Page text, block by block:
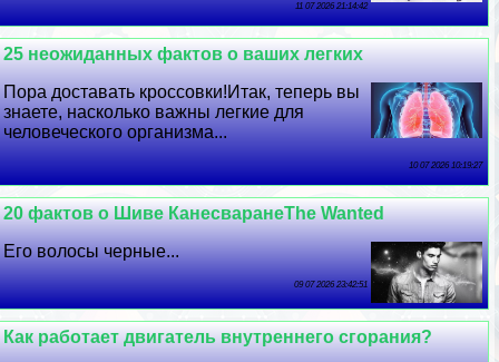
11 07 2026 21:14:42
25 неожиданных фактов о ваших легких
Пора доставать кроссовки!Итак, теперь вы
знаете, насколько важны легкие для
человеческого организма...
10 07 2026 10:19:27
20 фактов о Шиве КанесваранеThe Wanted
Его волосы черные...
09 07 2026 23:42:51
Как работает двигатель внутреннего сгорания?